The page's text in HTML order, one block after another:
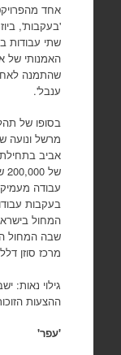
אחד
'בעקבות',
שתי עבודות
האמנותי של
שהתמנה
ענבל'.
בסופו של
מרשל ונועה
אביב
עבודה
בעקבות
שבה המחול
מרכז סוזן
גילוי נאות:
ההצעות
'עפר'